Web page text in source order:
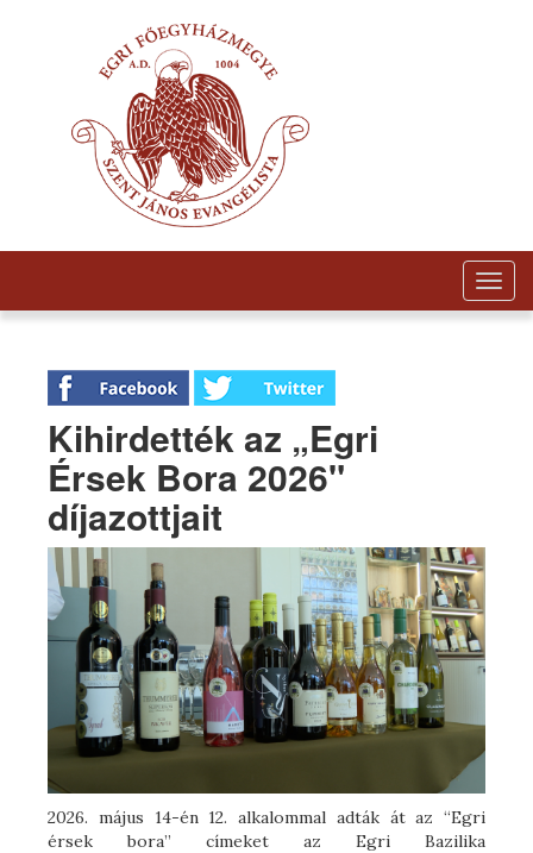
Kihirdették az „Egri
Érsek Bora 2026"
díjazottjait
2026. május 14-én 12. alkalommal adták át az “Egri
érsek bora” címeket az Egri Bazilika